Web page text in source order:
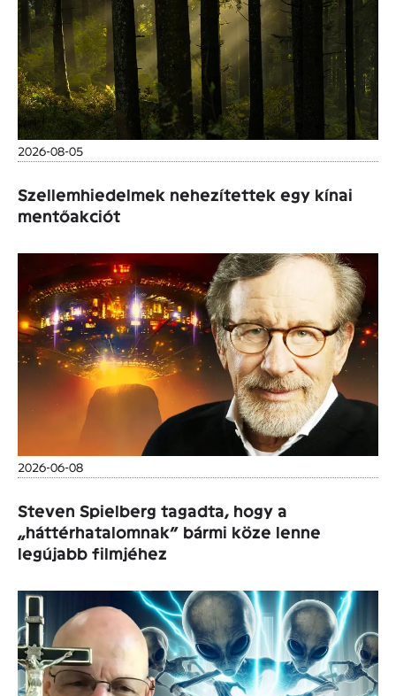
2026-08-05
Szellemhiedelmek nehezítettek egy kínai
mentőakciót
2026-06-08
Steven Spielberg tagadta, hogy a
„háttérhatalomnak” bármi köze lenne
legújabb filmjéhez